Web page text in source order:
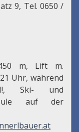
9, Tel. 0650 /
m, Lift m.
Uhr, während
Ski- und
auf der